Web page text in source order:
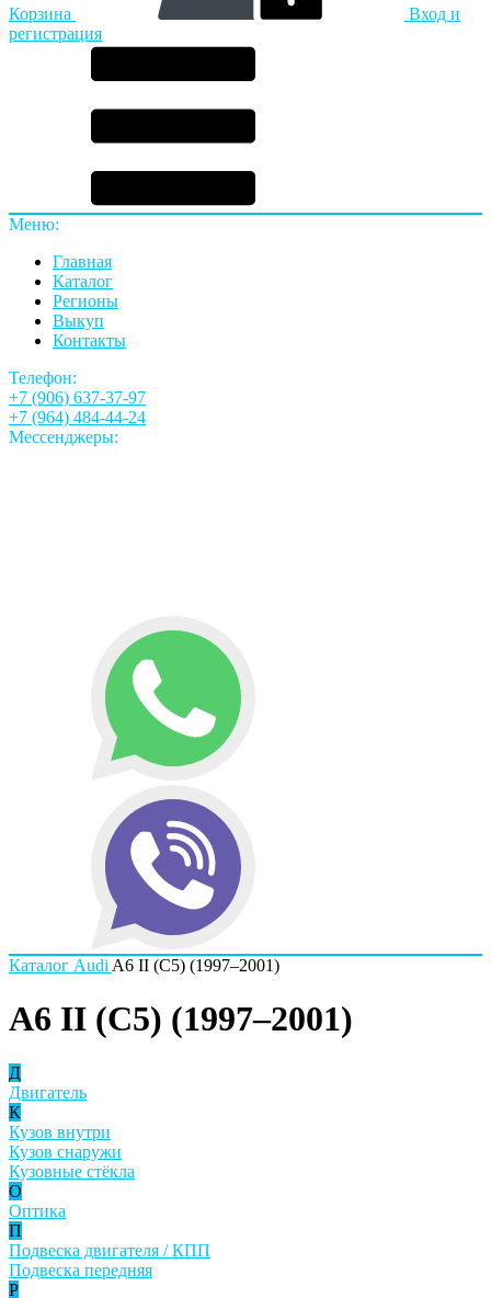
Корзина
Вход и
регистрация
Меню:
Главная
Каталог
Регионы
Выкуп
Контакты
Телефон:
+7 (906) 637-37-97
+7 (964) 484-44-24
Мессенджеры:
Каталог Audi A6 II (C5) (1997–2001)
A6 II (C5) (1997–2001)
Д
Двигатель
К
Кузов внутри
Кузов снаружи
Кузовные стёкла
О
Оптика
П
Подвеска двигателя / КПП
Подвеска передняя
Р